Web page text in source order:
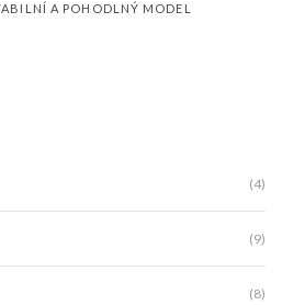
A POHODLNÝ MODEL
(4)
(9)
(8)